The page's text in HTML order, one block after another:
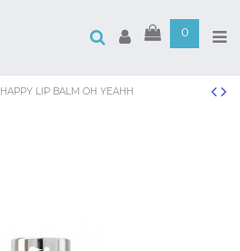
0
HAPPY LIP BALM OH YEAHH